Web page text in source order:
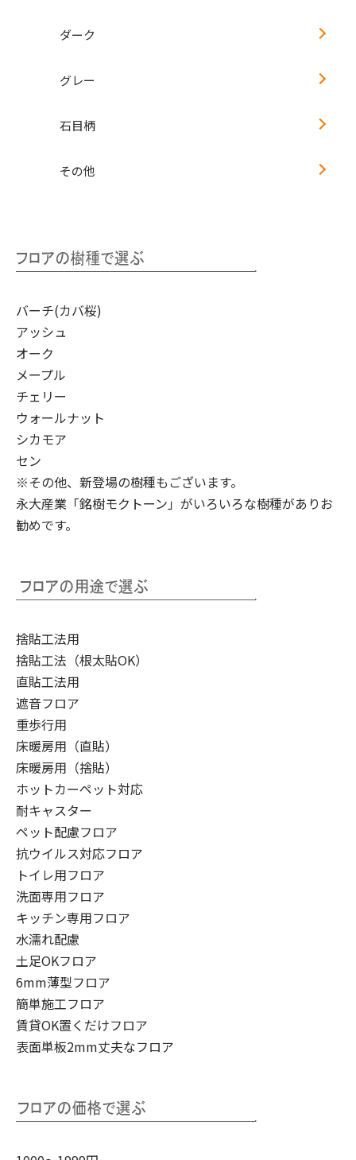
ダーク
グレー
石目柄
その他
バーチ(カバ桜)
アッシュ
オーク
メープル
チェリー
ウォールナット
シカモア
セン
※その他、新登場の樹種もございます。
永大産業「銘樹モクトーン」 がいろいろな樹種がありお
勧めです。
捨貼工法用
捨貼工法（根太貼OK）
直貼工法用
遮音フロア
重歩行用
床暖房用（直貼）
床暖房用（捨貼）
ホットカーペット対応
耐キャスター
ペット配慮フロア
抗ウイルス対応フロア
トイレ用フロア
洗面専用フロア
キッチン専用フロア
水濡れ配慮
土足OKフロア
6mm薄型フロア
簡単施工フロア
賃貸OK置くだけフロア
表面単板2mm丈夫なフロア